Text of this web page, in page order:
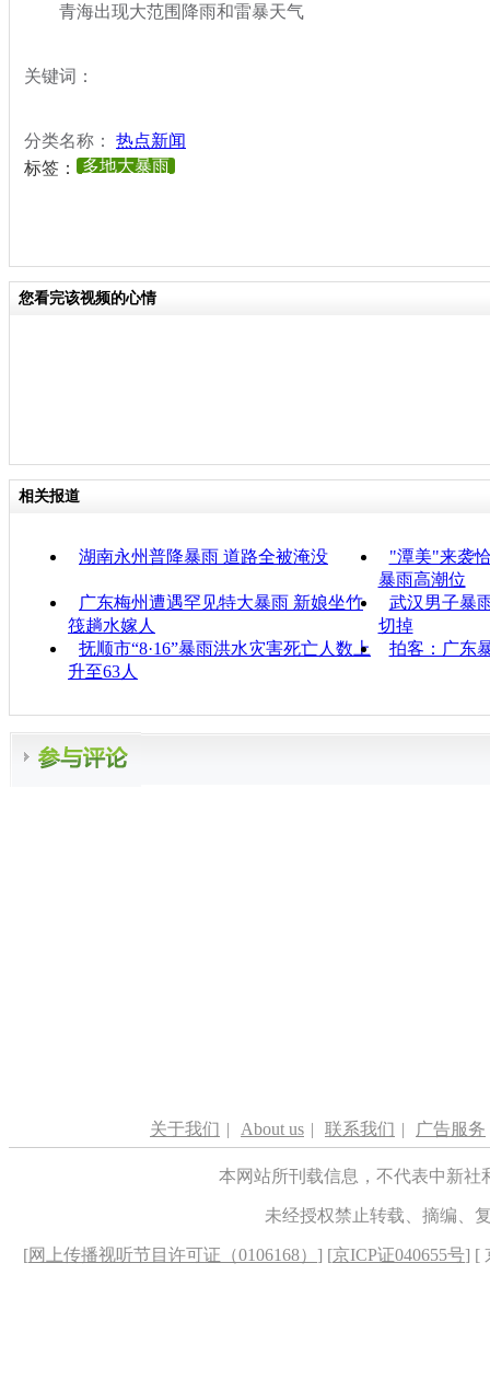
青海出现大范围降雨和雷暴天气
关键词：
分类名称： 热点新闻
标签：
多地大暴雨
您看完该视频的心情
相关报道
湖南永州普降暴雨 道路全被淹没
"潭美"来袭
暴雨高潮位
广东梅州遭遇罕见特大暴雨 新娘坐竹
筏趟水嫁人
武汉男子暴
切掉
抚顺市“8·16”暴雨洪水灾害死亡人数上
升至63人
拍客：广东
关于我们 | About us | 联系我们 | 广告服务
本网站所刊载信息，不代表中新
未经授权禁止转载、摘编、
[网上传播视听节目许可证（0106168） ] [京ICP证040655号] [